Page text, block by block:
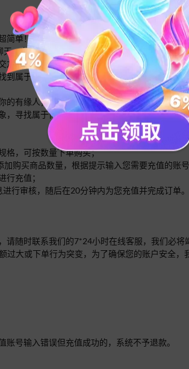
简单！
，在线交友，一键Get
友软件的尴尬枯燥。
到属于你的比邻佳缘！
的有缘人，大胆约见你的珍爱，让“约会交友”更
，寻找属于你的缘分吧
格，可按数量下单购买；
购买商品数量，根据提示输入您需要充值的账号
行充值；
行审核，随后在20分钟内为您充值并完成订单。
随时联系我们的7*24小时在线客服，我们必将
过大或下单行为突变，为了确保您的账户安全
号输入错误但充值成功的，系统不予退款。